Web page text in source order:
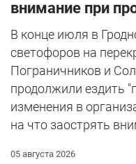
внимание при
В конце июля в
светофоров на
Пограничников и
продолжили ездить
изменения в
на что заострять
05 августа 2026